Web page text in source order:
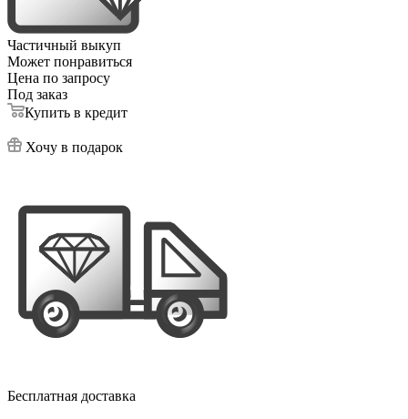
Частичный выкуп
Может понравиться
Цена по запросу
Под заказ
Купить в кредит
Хочу в подарок
Бесплатная доставка